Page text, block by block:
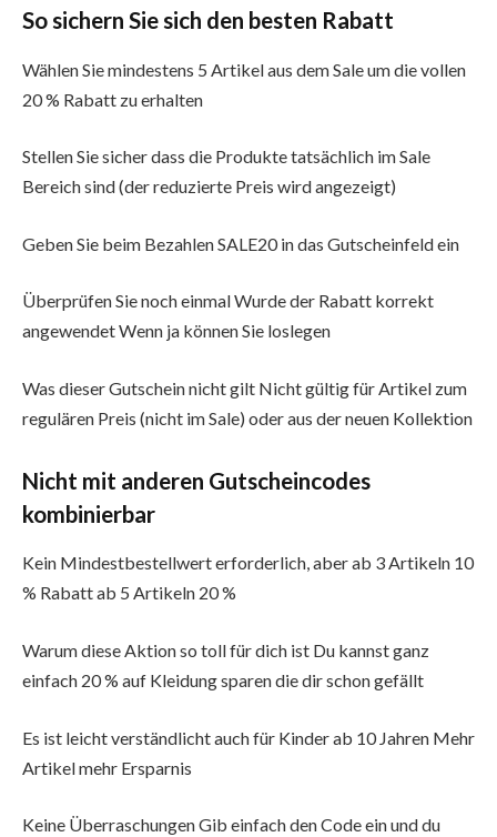
So sichern Sie sich den besten Rabatt
Wählen Sie mindestens 5 Artikel aus dem Sale um die vollen
20 % Rabatt zu erhalten
Stellen Sie sicher dass die Produkte tatsächlich im Sale
Bereich sind (der reduzierte Preis wird angezeigt)
Geben Sie beim Bezahlen SALE20 in das Gutscheinfeld ein
Überprüfen Sie noch einmal Wurde der Rabatt korrekt
angewendet Wenn ja können Sie loslegen
Was dieser Gutschein nicht gilt Nicht gültig für Artikel zum
regulären Preis (nicht im Sale) oder aus der neuen Kollektion
Nicht mit anderen Gutscheincodes
kombinierbar
Kein Mindestbestellwert erforderlich, aber ab 3 Artikeln 10
% Rabatt ab 5 Artikeln 20 %
Warum diese Aktion so toll für dich ist Du kannst ganz
einfach 20 % auf Kleidung sparen die dir schon gefällt
Es ist leicht verständlicht auch für Kinder ab 10 Jahren Mehr
Artikel mehr Ersparnis
Keine Überraschungen Gib einfach den Code ein und du